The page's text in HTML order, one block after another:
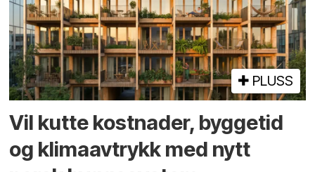
PLUSS
Vil kutte kostnader, byggetid
og klima­avtrykk med nytt